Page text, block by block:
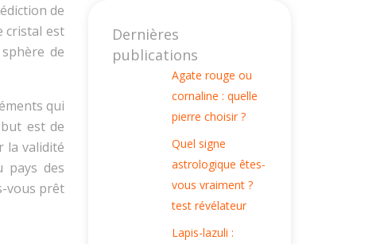
de
cristal est
de
qui
est de
la validité
pays des
vous prêt
Dernières
publications
Agate rouge ou
cornaline : quelle
pierre choisir ?
Quel signe
astrologique êtes-
vous vraiment ?
test révélateur
Lapis-lazuli :